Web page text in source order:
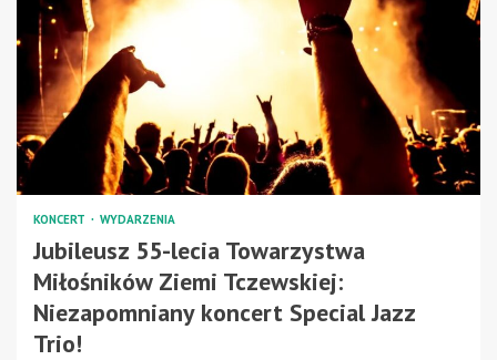
KONCERT WYDARZENIA
Jubileusz 55-lecia Towarzystwa
Miłośników Ziemi Tczewskiej:
Niezapomniany koncert Special Jazz
Trio!